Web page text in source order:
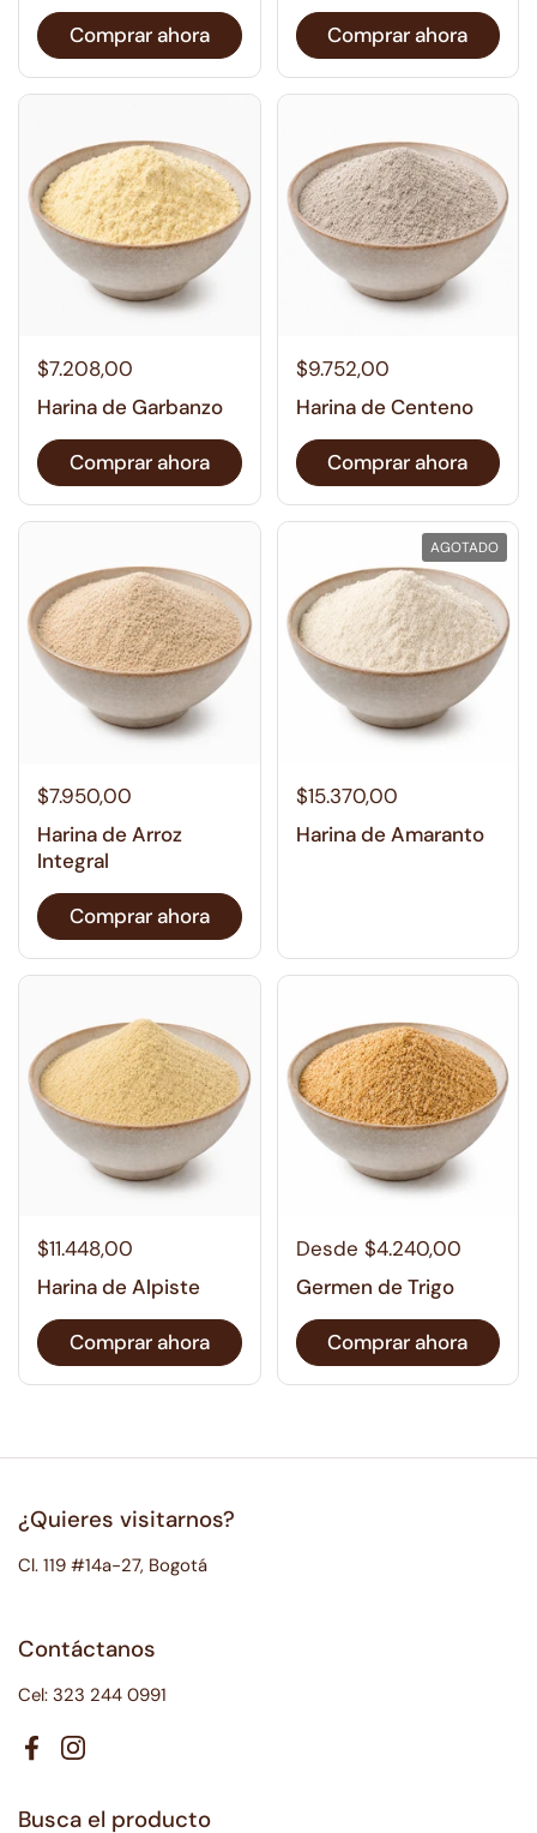
Comprar ahora Comprar ahora
$7.208,00
Harina de Garbanzo
Comprar ahora
$9.752,00
Harina de Centeno
Comprar ahora
$7.950,00
Harina de Arroz
Integral
Comprar ahora
$15.370,00
Harina de Amaranto
AGOTADO
$11.448,00
Harina de Alpiste
Comprar ahora
Desde $4.240,00
Germen de Trigo
Comprar ahora
¿Quieres visitarnos?
Cl. 119 #14a-27, Bogotá
Contáctanos
Cel: 323 244 0991
FacebookInstagram
Busca el producto